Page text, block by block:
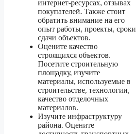
интернет-ресурсах, отзывах
покупателей. Также стоит
обратить внимание на его
опыт работы, проекты, сроки
сдачи объектов.
Оцените качество
строящихся объектов.
Посетите строительную
площадку, изучите
материалы, используемые в
строительстве, технологии,
качество отделочных
материалов.
Изучите инфраструктуру
района. Оцените